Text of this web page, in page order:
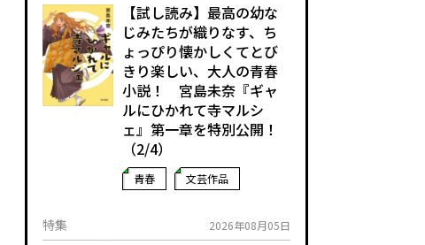
【試し読み】最高の幼な
じみたちが織りなす、ち
ょっぴり懐かしくてとび
きり楽しい、大人の青春
小説！ 宮島未奈『ギャ
ルにひかれて寺マルシ
ェ』第一章を特別公開！
（2/4）
青春 文芸作品
特集 2026年08月05日